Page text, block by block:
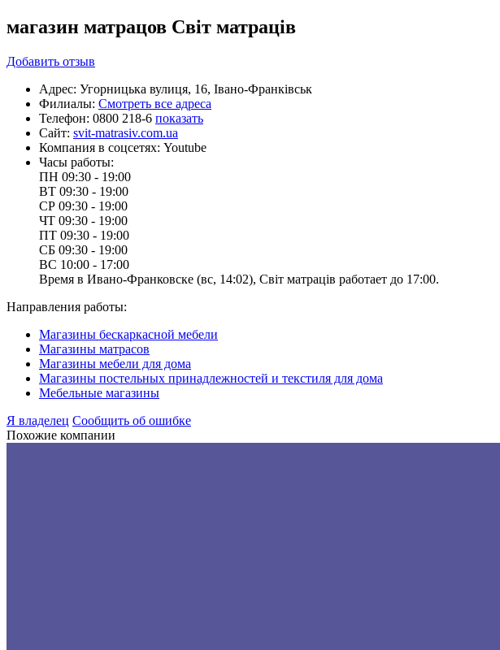
магазин матрацов Світ матраців
Добавить отзыв
Адрес: Угорницька вулиця, 16, Івано-Франківськ
Филиалы: Смотреть все адреса
Телефон: 0800 218-6 показать
Сайт: svit-matrasiv.com.ua
Компания в соцсетях: Youtube
Часы работы:
ПН 09:30 - 19:00
ВТ 09:30 - 19:00
СР 09:30 - 19:00
ЧТ 09:30 - 19:00
ПТ 09:30 - 19:00
СБ 09:30 - 19:00
ВС 10:00 - 17:00
Время в Ивано‑Франковске (вс, 14:02), Світ матраців работает до 17:00.
Направления работы:
Магазины бескаркасной мебели
Магазины матрасов
Магазины мебели для дома
Магазины постельных принадлежностей и текстиля для дома
Мебельные магазины
Я владелец Сообщить об ошибке
Похожие компании